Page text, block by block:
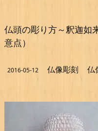
仏頭の彫り方～釈迦
意点）
2016-05-12 仏像彫刻 仏